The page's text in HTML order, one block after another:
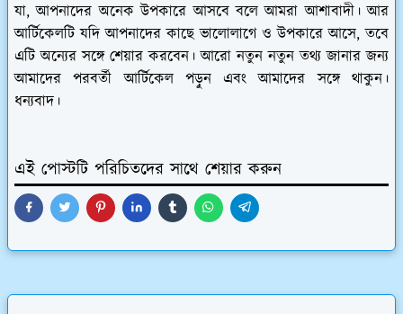
যা, আপনাদের অনেক উপকারে আসবে বলে আমরা আশাবাদী। আর
আর্টিকেলটি যদি আপনাদের কাছে ভালোলাগে ও উপকারে আসে, তবে
এটি অন্যের সঙ্গে শেয়ার করবেন। আরো নতুন নতুন তথ্য জানার জন্য
আমাদের পরবর্তী আর্টিকেল পড়ুন এবং আমাদের সঙ্গে থাকুন।
ধন্যবাদ।
এই পোস্টটি পরিচিতদের সাথে শেয়ার করুন